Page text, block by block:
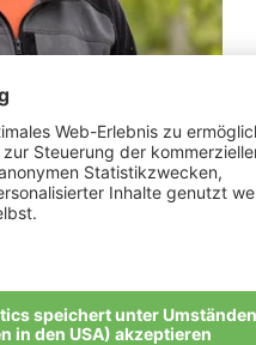
viel entspannter“
im Überblick